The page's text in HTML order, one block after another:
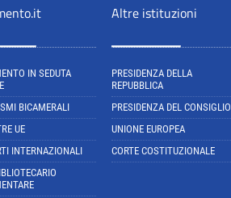
IN SEDUTA
BICAMERALI
UE
INTERNAZIONALI
Altre istituzioni
PRESIDENZA DELLA
REPUBBLICA
PRESIDENZA DEL CONSIGLIO
UNIONE EUROPEA
CORTE COSTITUZIONALE